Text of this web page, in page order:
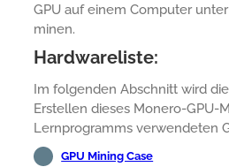
GPU auf einem Computer
minen.
Hardwareliste:
Im folgenden Abschnitt wird
Erstellen dieses Monero-GPU-
Lernprogramms verwendeten
GPU Mining Case